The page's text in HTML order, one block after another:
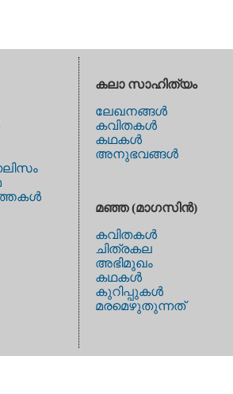
കലാ സാഹിത്യം
ലേഖനങ്ങള്‍
കവിതകള്‍
കഥകള്‍
അനുഭവങ്ങള്‍
മഞ്ഞ (മാഗസിന്‍)
കവിതകള്‍
ചിത്രകല
അഭിമുഖം
കഥകള്‍
കുറിപ്പുകള്‍
മരമെഴുതുന്നത്